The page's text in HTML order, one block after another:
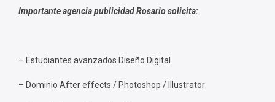
Importante agencia publicidad Rosario solicita:
– Estudiantes avanzados Diseño Digital
– Dominio After effects / Photoshop / Illustrator